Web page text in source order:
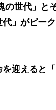
の世代」と
」がピー
を迎えると